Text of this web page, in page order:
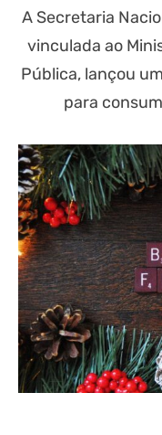
A Secretaria
vinculada ao
Pública, lançou
para